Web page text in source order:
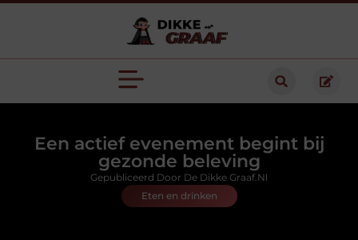
Een actief evenement begint bij
gezonde beleving
Eten en drinken
Gepubliceerd Door De Dikke Graaf.nl